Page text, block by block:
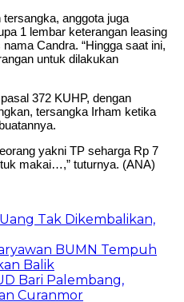
anggota juga
1 lembar keterangan leasing
Candra. “Hingga saat ini,
untuk dilakukan
372 KUHP, dengan
tersangka Irham ketika
yakni TP seharga Rp 7
makai…,” tuturnya. (ANA)
Tak Dikembalikan,
BUMN Tempuh
Balik
Bari Palembang,
Curanmor